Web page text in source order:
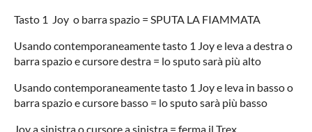
Tasto 1 Joy o barra spazio = SPUTA LA FIAMMATA
Usando contemporaneamente tasto 1 Joy e leva a destra o
barra spazio e cursore destra = lo sputo sarà più alto
Usando contemporaneamente tasto 1 Joy e leva in basso o
barra spazio e cursore basso = lo sputo sarà più basso
Joy a sinistra o cursore a sinistra = ferma il Trex